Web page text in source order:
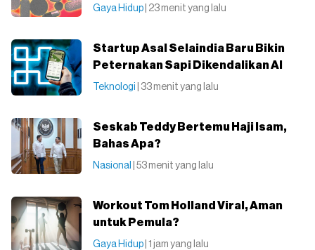
Gaya Hidup | 23 menit yang lalu
Startup Asal Selaindia Baru Bikin
Peternakan Sapi Dikendalikan AI
Teknologi | 33 menit yang lalu
Seskab Teddy Bertemu Haji Isam,
Bahas Apa?
Nasional | 53 menit yang lalu
Workout Tom Holland Viral, Aman
untuk Pemula?
Gaya Hidup | 1 jam yang lalu